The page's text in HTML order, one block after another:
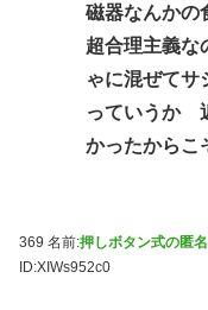
磁器なんかの
超合理主義
ゃに混ぜてサ
っていうか
かったからこ
369 名前:押しボタン式の匿
ID:XIWs952c0